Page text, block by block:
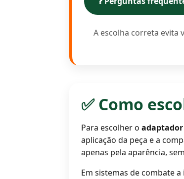
A escolha correta evita
✅ Como
Para escolher o
aplicação da peça e a
apenas pela aparência,
Em sistemas de combate